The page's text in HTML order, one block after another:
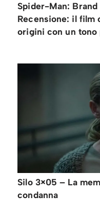
Spider-Man: Brand
Recensione: il film
origini con un tono
Silo 3×05 – La
condanna